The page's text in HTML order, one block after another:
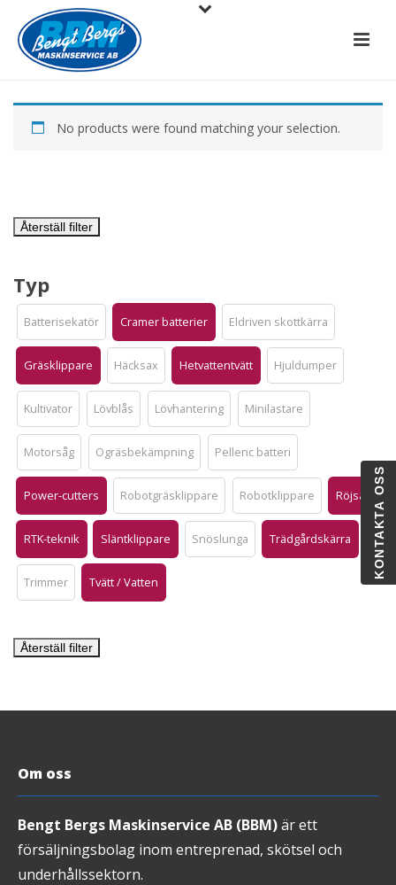
No products were found matching your selection.
Återställ filter
Typ
Batterisekatör Cramer batterier Eldriven skottkärra
Gräsklippare Häcksax Hetvattentvätt Hjuldumper
Kultivator Lövblås Lövhantering Minilastare
Motorsåg Ogräsbekämpning Pellenc batteri
Power-cutters Robotgräsklippare Robotklippare Röjsåg
RTK-teknik Släntklippare Snöslunga Trädgårdskärra
Trimmer Tvätt / Vatten
Återställ filter
Om oss
Bengt Bergs Maskinservice AB (BBM)är ett
försäljningsbolag inom entreprenad, skötsel och
underhållssektorn.
KONTAKTA OSS